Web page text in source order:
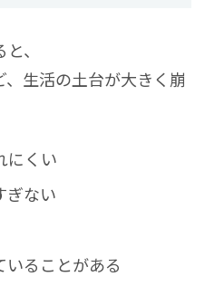
、
生活の土台が大きく崩
にくい
ぎない
ることがある